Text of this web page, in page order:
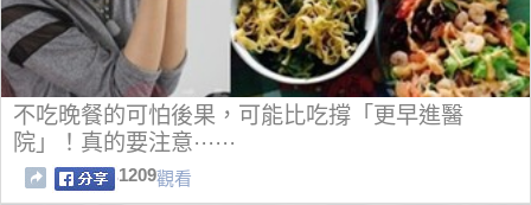
不吃晚餐的可怕後果，可能比吃撐「更早進醫
院」！真的要注意······
1209觀看